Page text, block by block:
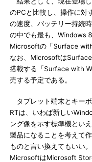
のPCと比較し、操作に対
の速度、バッテリー持続
の中でも最も、Windows
Microsoftの「Surface
なお、Microsoftは
搭載する「Surface with
売する予定である。
タブレット端末とキー
RTは、いわば新しい
ング像を示す標準機とい
製品になることを考えて
ものと言い換えてもいい
MicrosoftはMicrosoft